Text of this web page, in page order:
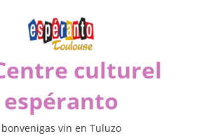
culturel
espéranto
bonvenigas vin en Tuluzo